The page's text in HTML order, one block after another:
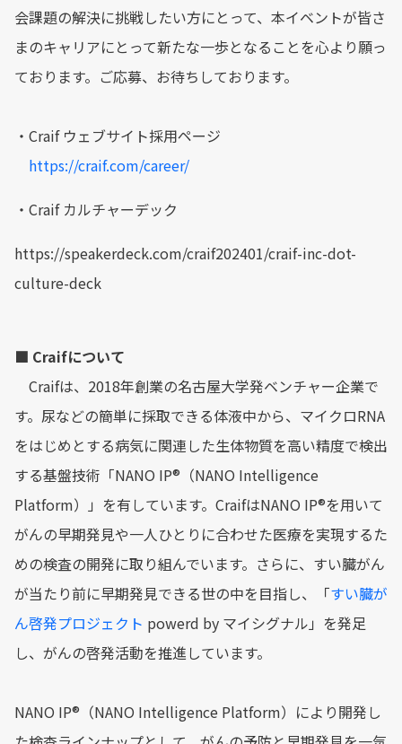
会課題の解決に挑戦したい方にとって、本イベントが皆さ
まのキャリアにとって新たな一歩となることを心より願っ
ております。ご応募、お待ちしております。
・Craif ウェブサイト採用ページ
https://craif.com/career/
・Craif カルチャーデック
https://speakerdeck.com/craif202401/craif-inc-dot-
culture-deck
■ Craifについて
Craifは、2018年創業の名古屋大学発ベンチャー企業で
す。尿などの簡単に採取できる体液中から、マイクロRNA
をはじめとする病気に関連した生体物質を高い精度で検出
する基盤技術「NANO IP®︎（NANO Intelligence
Platform）」を有しています。CraifはNANO IP®︎を用いて
がんの早期発見や一人ひとりに合わせた医療を実現するた
めの検査の開発に取り組んでいます。さらに、すい臓がん
が当たり前に早期発見できる世の中を目指し、「すい臓が
ん啓発プロジェクト powerd by マイシグナル」を発足
し、がんの啓発活動を推進しています。
NANO IP®︎（NANO Intelligence Platform）により開発し